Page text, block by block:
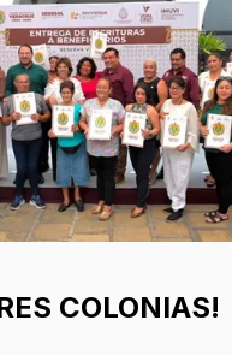
COLONIAS!